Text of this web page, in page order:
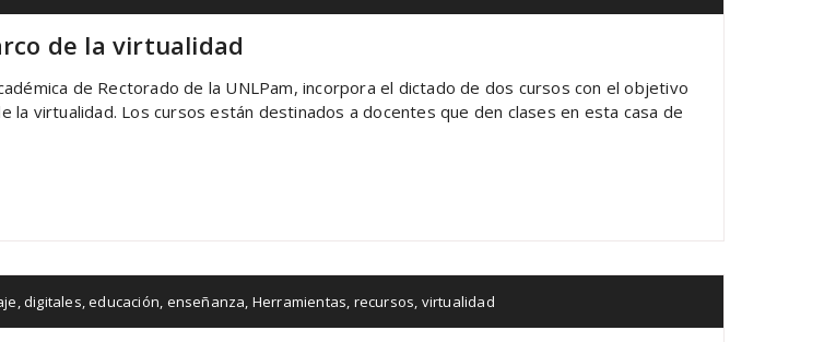
de la virtualidad
de Rectorado de la UNLPam, incorpora el dictado de dos cursos con el objetivo
la virtualidad. Los cursos están destinados a docentes que den clases en esta casa de
,digitales,educación, enseñanza, Herramientas, recursos, virtualidad